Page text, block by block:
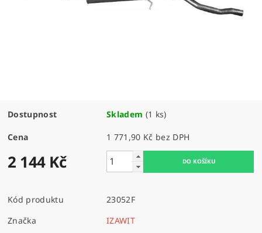
Dostupnost Skladem (1 ks)
Cena 1 771,90 Kč bez DPH
2 144 Kč
Kód produktu
23052F
Značka
IZAWIT